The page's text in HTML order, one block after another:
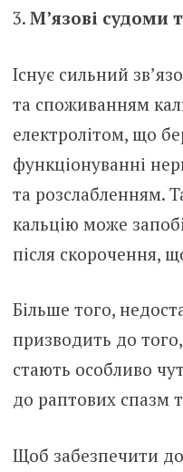
М’язові судоми
Існує сильний
та споживанням
електролітом, що
функціонуванні
та розслабленням.
кальцію може
після скорочення,
Більше того,
призводить до
стають особливо
до раптових спазм
Щоб забезпечити